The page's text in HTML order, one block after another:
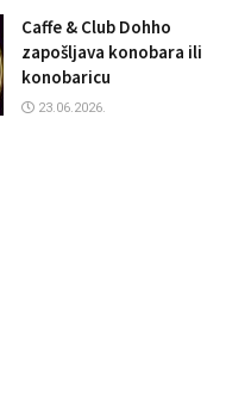
Caffe & Club Dohho
zapošljava konobara ili
konobaricu
23.06.2026.